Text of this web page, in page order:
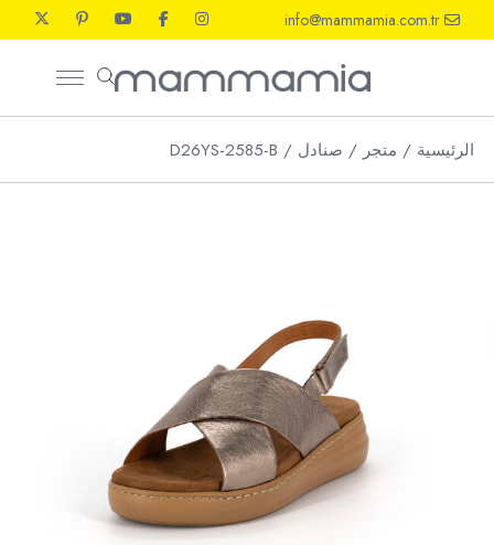
the
info@mammamia.com.tr
الرئيسية متجر صنادل D26YS-2585-B